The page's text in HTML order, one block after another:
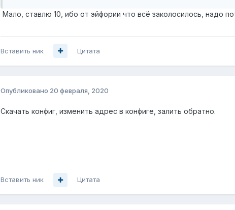
Мало, ставлю 10, ибо от эйфории что всё заколосилось, надо
Вставить ник Цитата
Опубликовано 20 февраля, 2020
Скачать конфиг, изменить адрес в конфиге, залить обратно.
Вставить ник Цитата